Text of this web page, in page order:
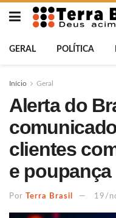
GERAL POLÍTICA
Início Geral
Alerta do
clientes
e poupança
Por Terra Brasil 19/